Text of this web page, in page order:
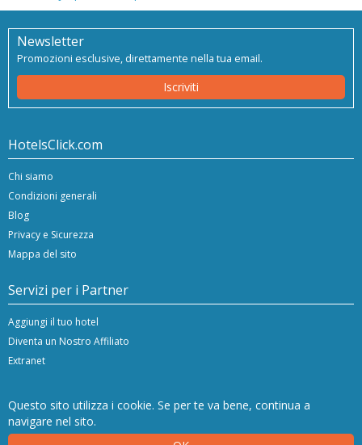
Questo sito utilizza i cookie. Se per te va bene, continua a
navigare nel sito.
Newsletter
Promozioni esclusive, direttamente nella tua email.
Iscriviti
HotelsClick.com
Chi siamo
Condizioni generali
Blog
Privacy e Sicurezza
Mappa del sito
Servizi per i Partner
Aggiungi il tuo hotel
Diventa un Nostro Affiliato
Extranet
Copyright © 2024/26 Hashnap srl. All rights reserved | P.Iva IT-04396920276